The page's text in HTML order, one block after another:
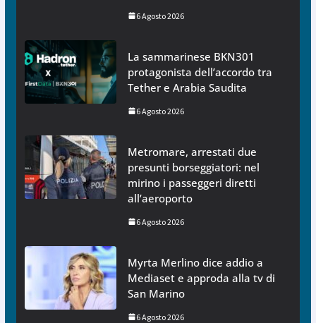
6 Agosto 2026
La sammarinese BKN301
protagonista dell’accordo tra
Tether e Arabia Saudita
6 Agosto 2026
Metromare, arrestati due
presunti borseggiatori: nel
mirino i passeggeri diretti
all’aeroporto
6 Agosto 2026
Myrta Merlino dice addio a
Mediaset e approda alla tv di
San Marino
6 Agosto 2026